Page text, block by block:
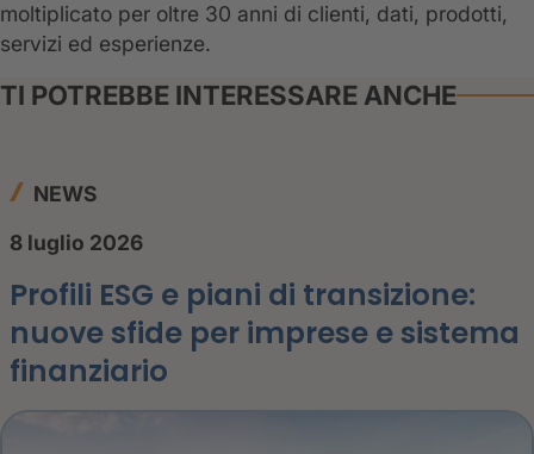
moltiplicato per oltre 30 anni di clienti, dati, prodotti,
servizi ed esperienze.
TI POTREBBE INTERESSARE ANCHE
NEWS
8 luglio 2026
Profili ESG e piani di transizione:
nuove sfide per imprese e sistema
finanziario